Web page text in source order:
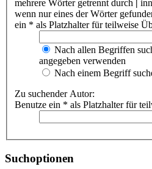
mehrere Wörter getrennt durch |
wenn nur eines der Wörter
ein * als Platzhalter für teilweise
Nach allen Begriffen
angegeben verwenden
Nach einem Begriff
Zu suchender Autor:
Benutze ein * als Platzhalter für
Suchoptionen